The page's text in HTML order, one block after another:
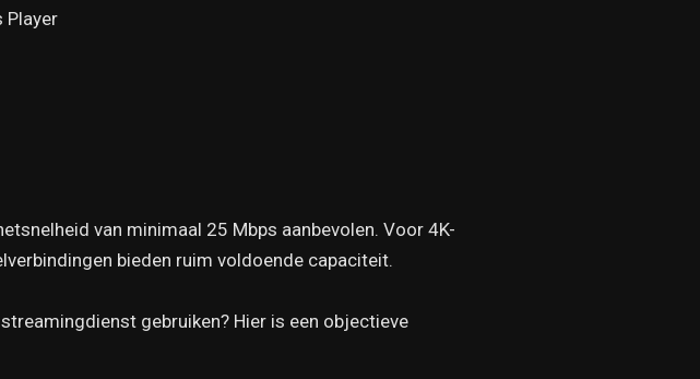
Player
van minimaal 25 Mbps aanbevolen. Voor 4K-
bieden ruim voldoende capaciteit.
gebruiken? Hier is een objectieve